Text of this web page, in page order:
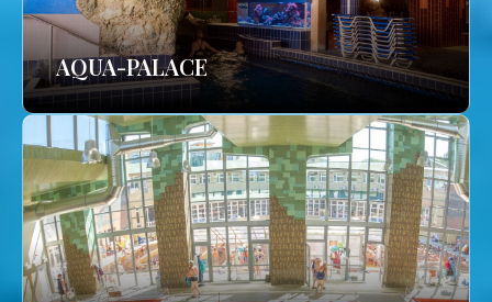
AQUA-PALACE